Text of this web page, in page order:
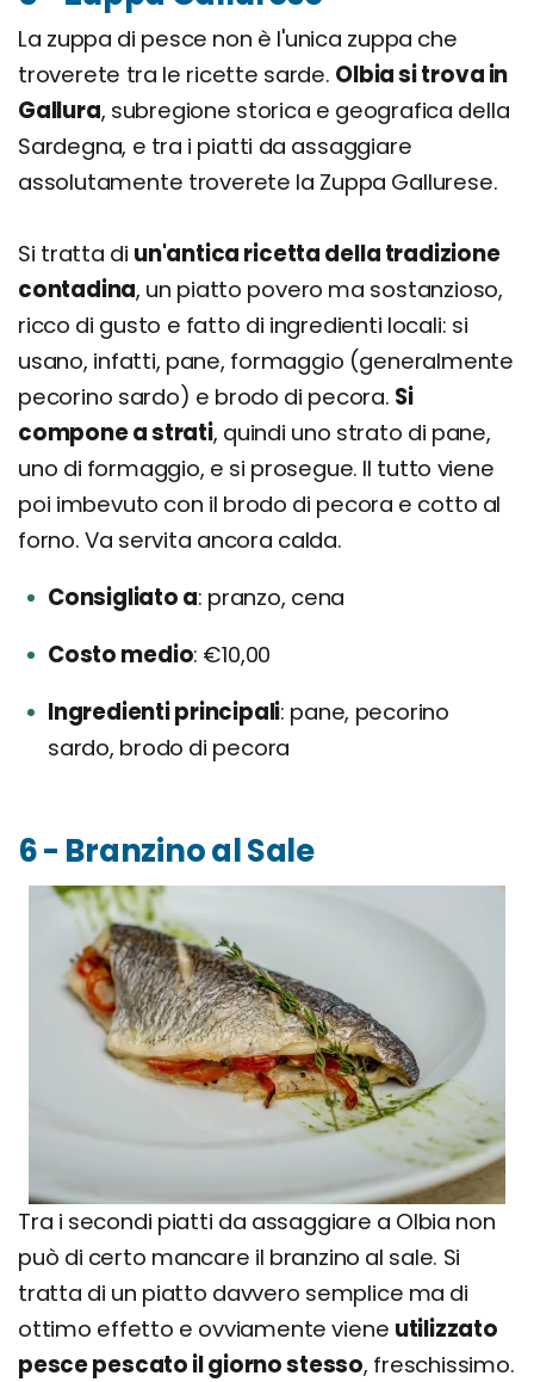
La zuppa di pesce non è l'unica zuppa che
troverete tra le ricette sarde. Olbia si trova in
Gallura, subregione storica e geografica della
Sardegna, e tra i piatti da assaggiare
assolutamente troverete la Zuppa Gallurese.
Si tratta di un'antica ricetta della tradizione
contadina, un piatto povero ma sostanzioso,
ricco di gusto e fatto di ingredienti locali: si
usano, infatti, pane, formaggio (generalmente
pecorino sardo) e brodo di pecora. Si
compone a strati, quindi uno strato di pane,
uno di formaggio, e si prosegue. Il tutto viene
poi imbevuto con il brodo di pecora e cotto al
forno. Va servita ancora calda.
Consigliato a pranzo, cena
Costo medio €10,00
Ingredienti principali pane, pecorino
sardo, brodo di pecora
6 - Branzino al Sale
Tra i secondi piatti da assaggiare a Olbia non
può di certo mancare il branzino al sale. Si
tratta di un piatto davvero semplice ma di
ottimo effetto e ovviamente viene utilizzato
pesce pescato il giorno stesso, freschissimo.